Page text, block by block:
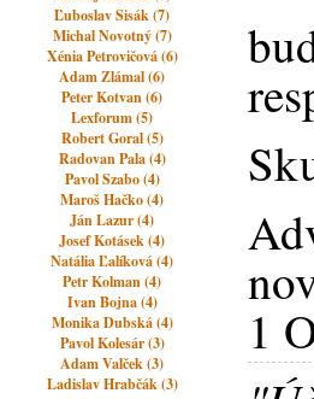
Ľuboslav Sisák (7)
Michal Novotný (7)
Xénia Petrovičová (6)
Adam Zlámal (6)
Peter Kotvan (6)
Lexforum (5)
Robert Goral (5)
Radovan Pala (4)
Pavol Szabo (4)
Maroš Hačko (4)
Ján Lazur (4)
Josef Kotásek (4)
Natália Ľalíková (4)
Petr Kolman (4)
Ivan Bojna (4)
Monika Dubská (4)
Pavol Kolesár (3)
Adam Valček (3)
Ladislav Hrabčák (3)
1